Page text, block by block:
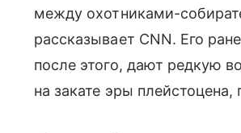
между охотниками-
рассказывает CNN. Его
после этого, дают редкую
на закате эры